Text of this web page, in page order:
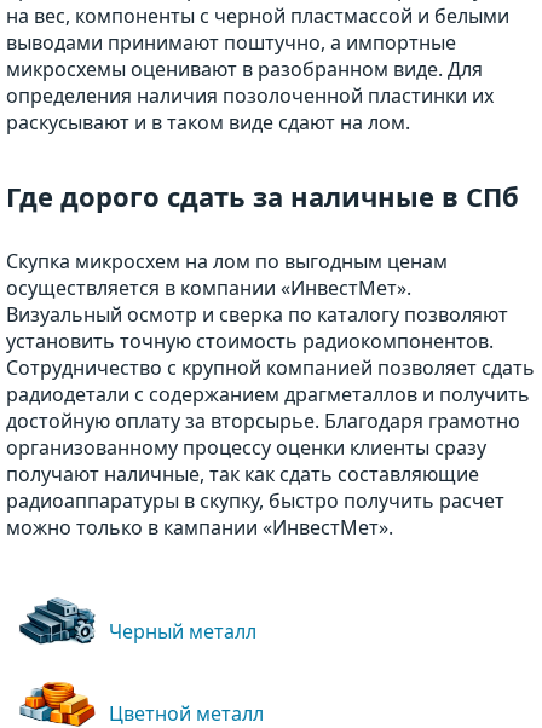
на вес, компоненты с черной пластмассой и белыми
выводами принимают поштучно, а импортные
микросхемы оценивают в разобранном виде. Для
определения наличия позолоченной пластинки их
раскусывают и в таком виде сдают на лом.
Где дорого сдать за наличные в СПб
Скупка микросхем на лом по выгодным ценам
осуществляется в компании «ИнвестМет».
Визуальный осмотр и сверка по каталогу позволяют
установить точную стоимость радиокомпонентов.
Сотрудничество с крупной компанией позволяет сдать
радиодетали с содержанием драгметаллов и получить
достойную оплату за вторсырье. Благодаря грамотно
организованному процессу оценки клиенты сразу
получают наличные, так как сдать составляющие
радиоаппаратуры в скупку, быстро получить расчет
можно только в кампании «ИнвестМет».
Черный металл
Цветной металл